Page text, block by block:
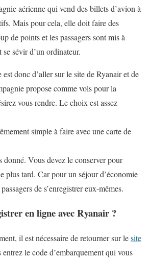
aérienne qui vend des billets d’avion à
Mais pour cela, elle doit faire des
de points et les passagers sont mis à
sévir d’un ordinateur.
donc d’aller sur le site de Ryanair et de
propose comme vols pour la
vous rendre. Le choix est assez
simple à faire avec une carte de
donné. Vous devez le conserver pour
plus tard. Car pour un séjour d’économie
de s’enregistrer eux-mêmes.
en ligne avec Ryanair ?
il est nécessaire de retourner sur lesite
entrez le code d’embarquement qui vous